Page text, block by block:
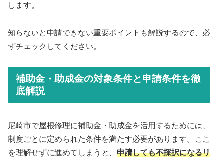
します。
知らないと申請できない重要ポイントも解説するので、必
ずチェックしてください。
補助金・助成金の対象条件と申請条件を徹
底解説
尼崎市で屋根修理に補助金・助成金を活用するためには、
制度ごとに定められた条件を満たす必要があります。ここ
を理解せずに進めてしまうと、 申請しても不採択になるリ